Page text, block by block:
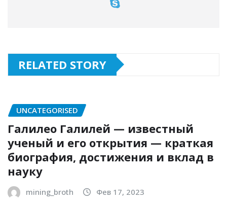
RELATED STORY
UNCATEGORISED
Галилео Галилей — известный
ученый и его открытия — краткая
биография, достижения и вклад в
науку
mining_broth Фев 17, 2023